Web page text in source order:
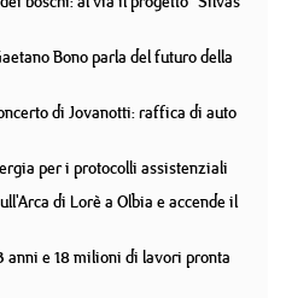
Bono parla del futuro della
di Jovanotti: raffica di auto
per i protocolli assistenziali
di Lorè a Olbia e accende il
anni e 18 milioni di lavori pronta